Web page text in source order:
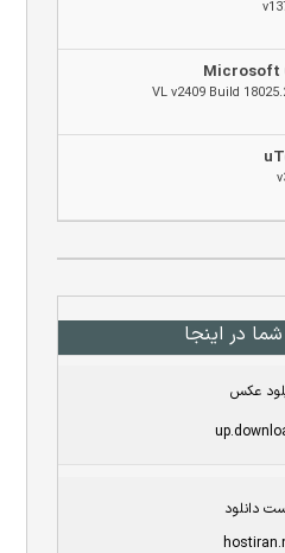
در اینجا
عکس
دانلود